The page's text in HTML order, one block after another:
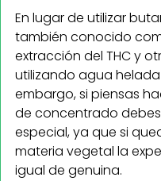
En lugar de utilizar
también conocido
extracción del THC y
utilizando agua
embargo, si piensas
de concentrado
especial, ya que si
materia vegetal la
igual de genuina.